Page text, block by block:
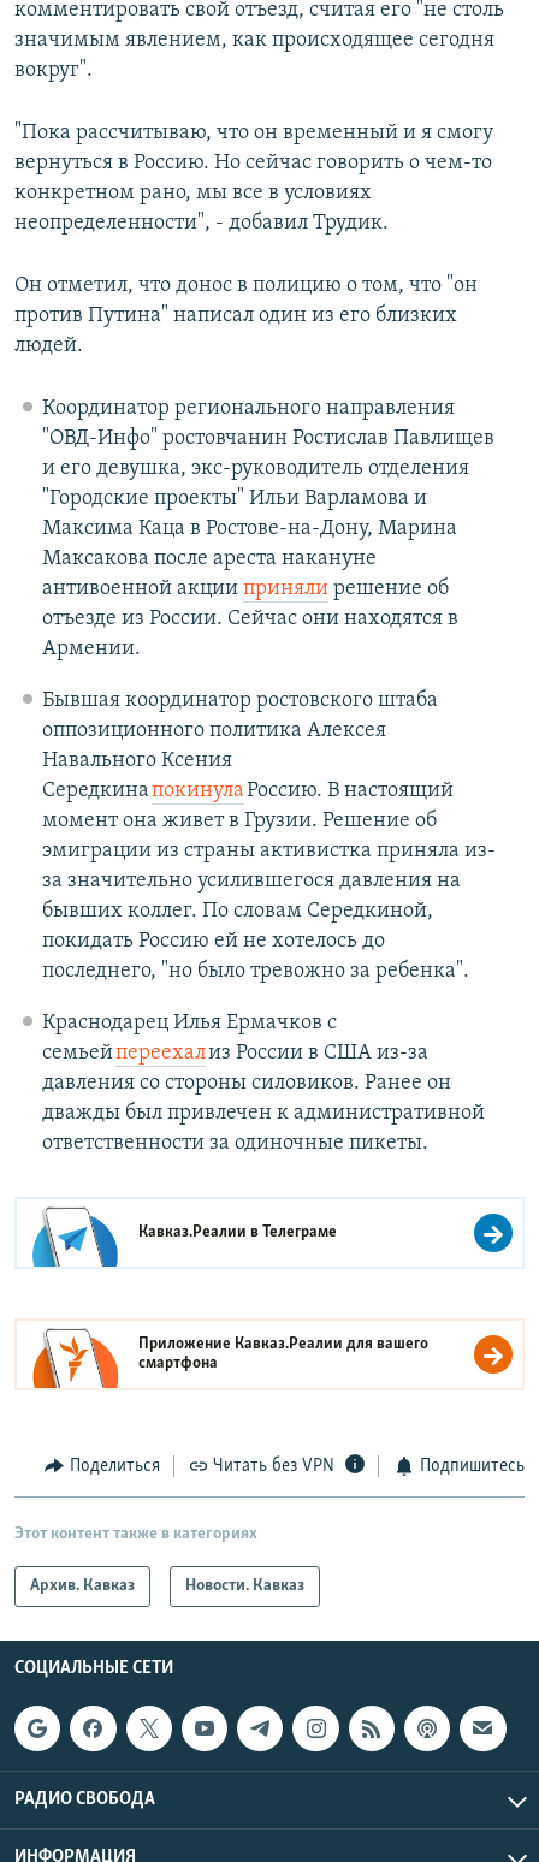
комментировать свой отъезд, считая его "не столь
значимым явлением, как происходящее сегодня
вокруг".
"Пока рассчитываю, что он временный и я смогу
вернуться в Россию. Но сейчас говорить о чем-то
конкретном рано, мы все в условиях
неопределенности", - добавил Трудик.
Он отметил, что донос в полицию о том, что "он
против Путина" написал один из его близких
людей.
Координатор регионального направления
"ОВД-Инфо" ростовчанин Ростислав Павлищев
и его девушка, экс-руководитель отделения
"Городские проекты" Ильи Варламова и
Максима Каца в Ростове-на-Дону, Марина
Максакова после ареста накануне
антивоенной акции принялирешение об
отъезде из России. Сейчас они находятся в
Армении.
Бывшая координатор ростовского штаба
оппозиционного политика Алексея
Навального Ксения
СередкинапокинулаРоссию. В настоящий
момент она живет в Грузии. Решение об
эмиграции из страны активистка приняла из-
за значительно усилившегося давления на
бывших коллег. По словам Середкиной,
покидать Россию ей не хотелось до
последнего, "но было тревожно за ребенка".
Краснодарец Илья Ермачков с
семьейпереехализ России в США из-за
давления со стороны силовиков. Ранее он
дважды был привлечен к административной
ответственности за одиночные пикеты.
Кавказ.Реалии вТелеграме
Приложение Кавказ.Реалии для вашего
смартфона
Поделиться Читать без VPN Подпишитесь
Этот контент также в категориях
Архив. Кавказ Новости. Кавказ
СОЦИАЛЬНЫЕ СЕТИ
РАДИО СВОБОДА
ИНФОРМАЦИЯ